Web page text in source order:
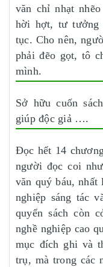
văn chỉ nhạt
hời hợt, tư tưởng
tục. Cho nên,
phải đẽo gọt, tô
mình.
Sở hữu cuốn
giúp độc giả ….
Ðọc hết 14
người đọc coi
văn quý báu,
nghiệp sáng tác
quyển sách còn
nghề nghiệp cao
mục đích ghi và
trụ, mà trong các